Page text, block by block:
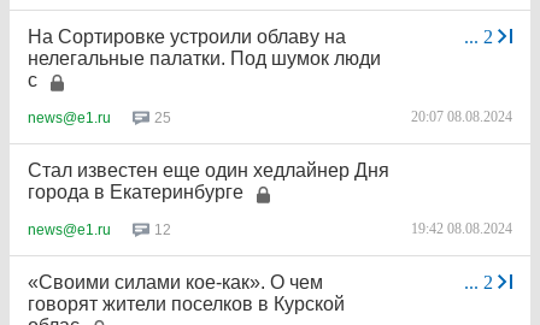
... 2
На Сортировке устроили облаву на
нелегальные палатки. Под шумок люди
с
news@e1.ru 25 20:07 08.08.2024
Стал известен еще один хедлайнер Дня
города в Екатеринбурге
news@e1.ru 12 19:42 08.08.2024
... 2
«Своими силами кое-как». О чем
говорят жители поселков в Курской